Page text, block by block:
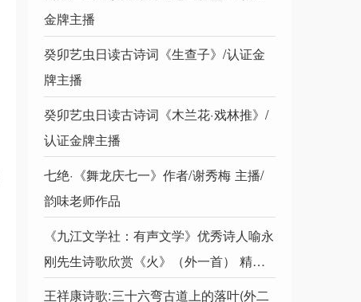
金牌主播
癸卯艺虫日读古诗词《生查子》/认证金
牌主播
癸卯艺虫日读古诗词《木兰花·戏林推》/
认证金牌主播
七绝·《舞龙庆七一》作者/谢秀梅 主播/
韵味老师作品
《九江文学社：有声文学》优秀诗人喻永
刚先生诗歌欣赏《火》（外一首） 精英
主播/鸿雁【总第1694】
王祥康诗歌:三十六弯古道上的落叶(外二